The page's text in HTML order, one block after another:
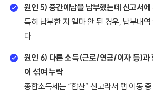
원인 5) 중간예납을 납부했는데 신고서에
특히 납부한 지 얼마 안 된 경우, 납부내역
다.
원인 6) 다른 소득(근로/연금/이자 등)과
이 섞여 누락
종합소득세는 “합산” 신고라서 탭 이동